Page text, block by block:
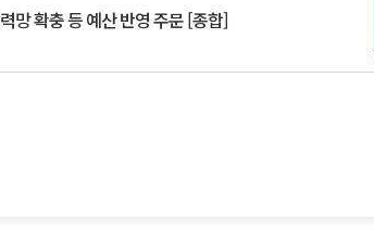
망 확충 등 예산 반영 주문 [종합]